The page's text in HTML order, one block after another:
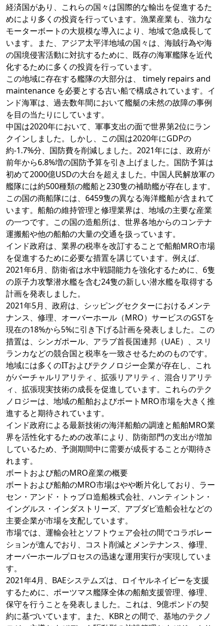
経済国があり、これらの国々は国際的な輸出を促進するた
めにより多くの投資を行っています。漁業産業も、強力な
モーターボートの大規模な導入により、地域で急成長して
います。また、アジア太平洋地域の国々は、海賊行為や海
の国境侵害活動に対抗するために、既存の海軍艦隊を近代
化するために多くの投資を行っています。
この地域に存在する艦隊の大部分は、 timely repairs and
maintenance を必要とする古い船で構成されています。イ
ンド海軍は、過去数年間において艦艇の未然の故障の事例
を目の当たりにしています。
中国は2020年において、軍事支出の面で世界第2位にラン
クインしました。しかし、この国は2020年にGDPの
約-1.7%分、国防費を削減しました。2021年には、政府が
前年から6.8%増の国防予算を引き上げました。国防予算は
初めて2000億USDの大台を超えました。中国人民解放軍の
艦隊には約500種類の艦船と230隻の補助艦が存在します。
この国の商船隊には、6459隻の異なる海洋艦船が含まれて
います。船舶の維持管理と修理業界は、地域の主要な産業
の一つです。この国の造船所は、世界各地からのコンテナ
運搬船や他の船舶の大量の交通を扱っています。
インド政府は、業界の税率を改訂することで船舶MRO市場
を促進するために必要な措置を講じています。例えば、
2021年6月、防衛省は水中戦闘能力を強化するために、6隻
の原子力攻撃潜水艦を含む24隻の新しい潜水艦を取得する
計画を発表しました。
2021年5月、政府は、シッピングセクターにおけるメンテ
ナンス、修理、オーバーホール（MRO）サービスのGSTを
現在の18%から5%に引き下げる計画を発表しました。この
措置は、シンガポール、アラブ首長国連邦（UAE）、スリ
ランカなどの競合国と税率を一致させるためのものです。
地域には多くのITおよびテクノロジー企業が存在し、これ
がバーチャルリアリティ、拡張リアリティ、混合リアリテ
ィ、拡張現実技術の成長を促進しています。これらのテク
ノロジーは、地域の船舶およびボートMRO市場を大きく推
進すると期待されています。
インド政府による最新技術の海洋船舶の調達と船舶MRO業
界を活性化するための改革により、防衛部門の支出が増加
しているため、予測期間中に需要が成長することが期待さ
れます。
ボートおよび船のMRO産業の概要
ボートおよび船舶のMRO市場はやや断片化しており、ラー
セン・アンド・トゥブロ造船株式会社、ハンティントン・
イングルス・インダストリーズ、アブダビ造船会社などの
主要企業が市場を支配しています。
市場では、運輸会社とソフトウェア会社の間でコラボレー
ションが進んでおり、コスト削減とメンテナンス、修理、
オーバーホールプロセスの迅速な運用実行が実現していま
す。
2021年4月、BAEシステムズは、ロイヤルネイビーを支援
するために、ポーツマス艦隊全体の船舶支援管理、修理、
保守を行うことを発表しました。これは、9億ポンドの契
約に基づいています。また、KBRとの間で、基地のテクノ